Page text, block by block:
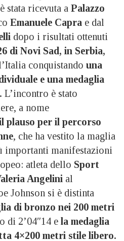
è stata ricevuta a Palazzo
Emanuele Capra e dal
dopo i risultati ottenuti
di Novi Sad, in Serbia,
conquistando una
e una medaglia
L’incontro è stato
a nome
plauso per il percorso
, che ha vestito la maglia
importanti manifestazioni
atleta dello Sport
Angelini al
Johnson si è distinta
di bronzo nei 200 metri
di 2’04″14 e la medaglia
4×200 metri stile libero.